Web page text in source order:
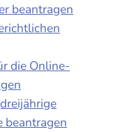
beantragen
die Online-